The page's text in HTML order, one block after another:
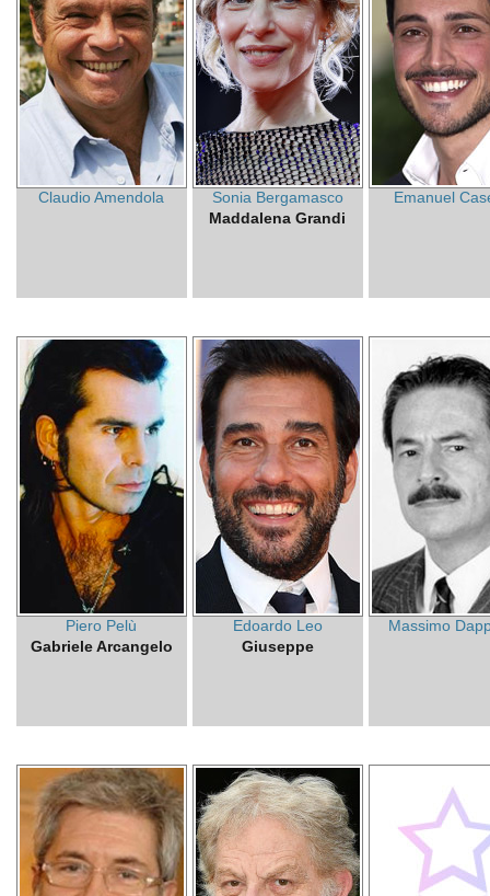
Claudio Amendola
Sonia Bergamasco
Maddalena Grandi
Emanuel
Piero Pelù
Gabriele Arcangelo
Edoardo Leo
Giuseppe
Massimo